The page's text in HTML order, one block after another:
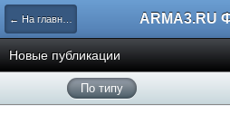
← На главную
Новые публикации
По типу